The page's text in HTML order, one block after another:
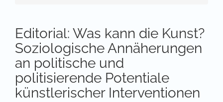
Editorial: Was kann die Kunst?
Soziologische Annäherungen
an politische und
politisierende Potentiale
künstlerischer Interventionen